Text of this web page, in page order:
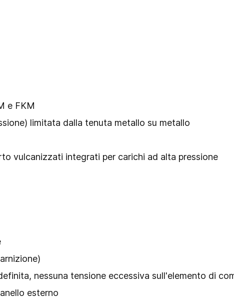
e FKM
limitata dalla tenuta metallo su metallo
vulcanizzati integrati per carichi ad alta pressione
nessuna tensione eccessiva sull'elemento di
esterno